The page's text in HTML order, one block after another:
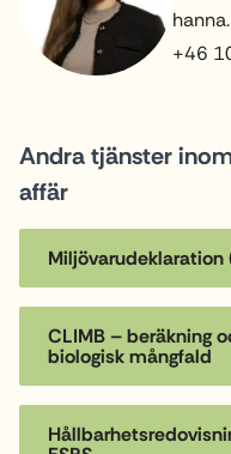
+46
Andra tjänster
affär
Miljövarudeklaration
CLIMB – beräkning
biologisk mångfald